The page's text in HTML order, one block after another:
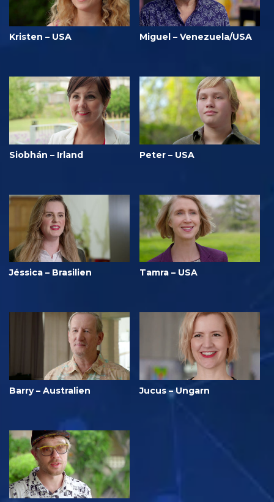
Kristen – USA Miguel – Venezuela/USA
Siobhán – Irland Peter – USA
Jéssica – Brasilien Tamra – USA
Barry – Australien Jucus – Ungarn